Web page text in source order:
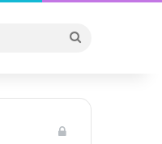
...